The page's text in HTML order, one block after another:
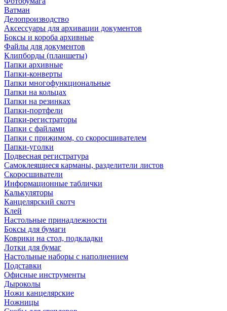
Ватман
Делопроизводство
Аксессуары для архивации документов
Боксы и короба архивные
Файлы для документов
Клипборды (планшеты)
Папки архивные
Папки-конверты
Папки многофункциональные
Папки на кольцах
Папки на резинках
Папки-портфели
Папки-регистраторы
Папки с файлами
Папки с прижимом, со скоросшивателем
Папки-уголки
Подвесная регистратура
Самоклеящиеся карманы, разделители листов
Скоросшиватели
Информационные таблички
Калькуляторы
Канцелярский скотч
Клей
Настольные принадлежности
Боксы для бумаги
Коврики на стол, подкладки
Лотки для бумаг
Настольные наборы с наполнением
Подставки
Офисные инструменты
Дыроколы
Ножи канцелярские
Ножницы